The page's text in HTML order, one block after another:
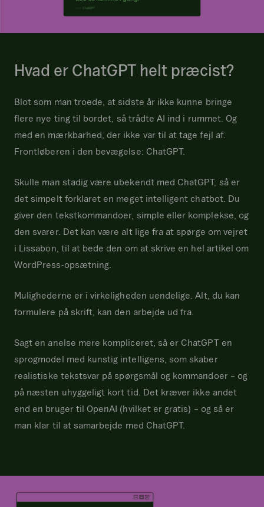
Hvad er ChatGPT helt præcist?
Blot som man troede, at sidste år ikke kunne bringe
flere nye ting til bordet, så trådte AI ind i rummet. Og
med en mærkbarhed, der ikke var til at tage fejl af.
Frontløberen i den bevægelse: ChatGPT.
Skulle man stadig være ubekendt med ChatGPT, så er
det simpelt forklaret en meget intelligent chatbot. Du
giver den tekstkommandoer, simple eller komplekse, og
den svarer. Det kan være alt lige fra at spørge om vejret
i Lissabon, til at bede den om at skrive en hel artikel om
WordPress-opsætning.
Mulighederne er i virkeligheden uendelige. Alt, du kan
formulere på skrift, kan den arbejde ud fra.
Sagt en anelse mere kompliceret, så er ChatGPT en
sprogmodel med kunstig intelligens, som skaber
realistiske tekstsvar på spørgsmål og kommandoer – og
på næsten uhyggeligt kort tid. Det kræver ikke andet
end en bruger til OpenAI (hvilket er gratis) – og så er
man klar til at samarbejde med ChatGPT.